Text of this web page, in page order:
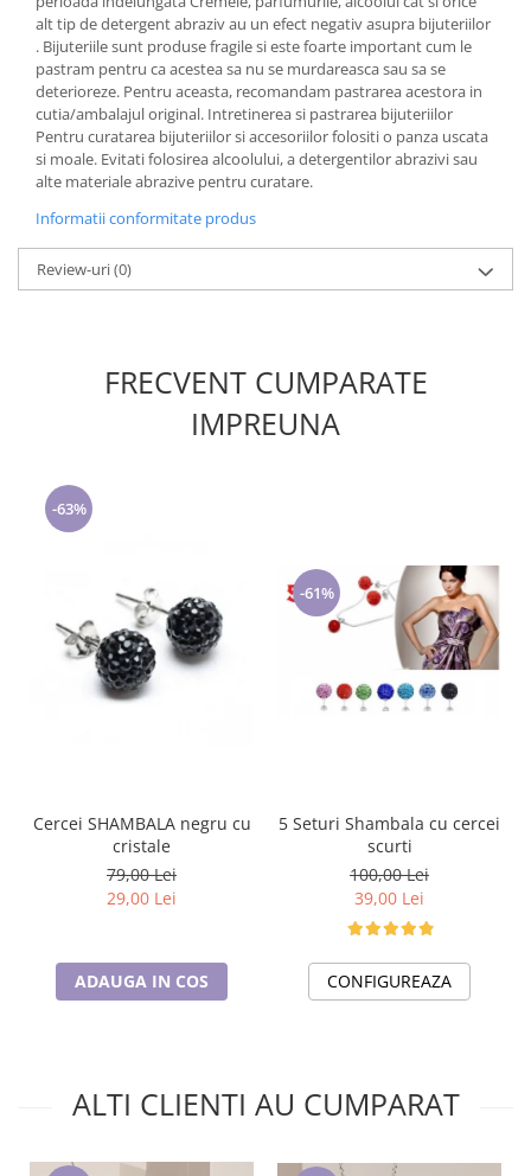
alt tip de detergent abraziv au un efect negativ asupra bijuteriilor
. Bijuteriile sunt produse fragile si este foarte important cum le
pastram pentru ca acestea sa nu se murdareasca sau sa se
deterioreze. Pentru aceasta, recomandam pastrarea acestora in
cutia/ambalajul original. Intretinerea si pastrarea bijuteriilor
Pentru curatarea bijuteriilor si accesoriilor folositi o panza uscata
si moale. Evitati folosirea alcoolului, a detergentilor abrazivi sau
alte materiale abrazive pentru curatare.
Informatii conformitate produs
Review-uri(0)
FRECVENT CUMPARATE
IMPREUNA
-63%
Cercei SHAMBALA negru cu
cristale
79,00 Lei
29,00 Lei
ADAUGA IN COS
-61%
5 Seturi Shambala cu cercei
scurti
100,00 Lei
39,00 Lei
CONFIGUREAZA
ALTI CLIENTI AU CUMPARAT